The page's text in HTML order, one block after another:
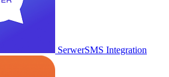
SerwerSMS Integration